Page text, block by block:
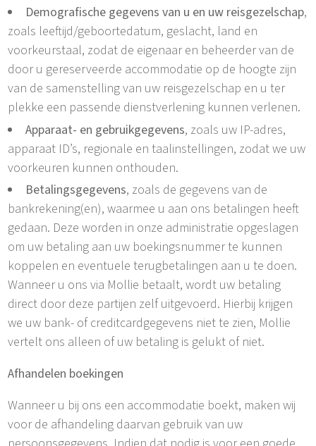
Demografische gegevens van u en uw reisgezelschap,
zoals leeftijd/geboortedatum, geslacht, land en
voorkeurstaal, zodat de eigenaar en beheerder van de
door u gereserveerde accommodatie op de hoogte zijn
van de samenstelling van uw reisgezelschap en u ter
plekke een passende dienstverlening kunnen verlenen.
Apparaat- en gebruikgegevens, zoals uw IP-adres,
apparaat ID’s, regionale en taalinstellingen, zodat we uw
voorkeuren kunnen onthouden.
Betalingsgegevens, zoals de gegevens van de
bankrekening(en), waarmee u aan ons betalingen heeft
gedaan. Deze worden in onze administratie opgeslagen
om uw betaling aan uw boekingsnummer te kunnen
koppelen en eventuele terugbetalingen aan u te doen.
Wanneer u ons via Mollie betaalt, wordt uw betaling
direct door deze partijen zelf uitgevoerd. Hierbij krijgen
we uw bank- of creditcardgegevens niet te zien, Mollie
vertelt ons alleen of uw betaling is gelukt of niet.
Afhandelen boekingen
Wanneer u bij ons een accommodatie boekt, maken wij
voor de afhandeling daarvan gebruik van uw